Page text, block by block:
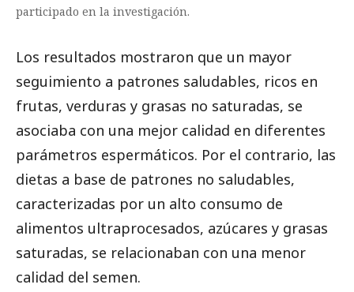
participado en la investigación.
Los resultados mostraron que un mayor
seguimiento a patrones saludables, ricos en
frutas, verduras y grasas no saturadas, se
asociaba con una mejor calidad en diferentes
parámetros espermáticos. Por el contrario, las
dietas a base de patrones no saludables,
caracterizadas por un alto consumo de
alimentos ultraprocesados, azúcares y grasas
saturadas, se relacionaban con una menor
calidad del semen.